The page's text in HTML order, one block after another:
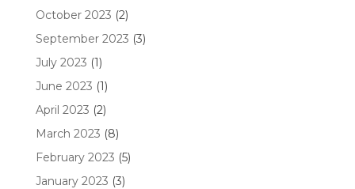
October 2023 (2)
September 2023 (3)
July 2023 (1)
June 2023 (1)
April 2023 (2)
March 2023 (8)
February 2023 (5)
January 2023 (3)